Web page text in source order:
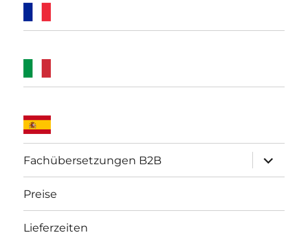
Fachübersetzungen B2B
öffnen
Preise
Lieferzeiten